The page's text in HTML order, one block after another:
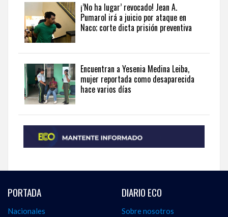
¡’No ha lugar’ revocado! Jean A.
Pumarol irá a juicio por ataque en
Naco; corte dicta prisión preventiva
Encuentran a Yesenia Medina Leiba,
mujer reportada como desaparecida
hace varios días
PORTADA
Nacionales
DIARIO ECO
Sobre nosotros